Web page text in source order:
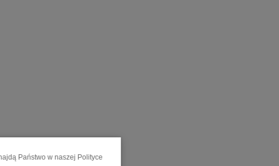
Państwo w naszej Polityce